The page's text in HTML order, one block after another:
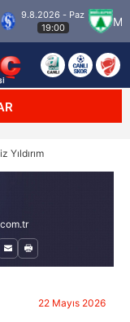
9.8.2026 - Paz
19:00
Yıldırım
22 Mayıs 2026